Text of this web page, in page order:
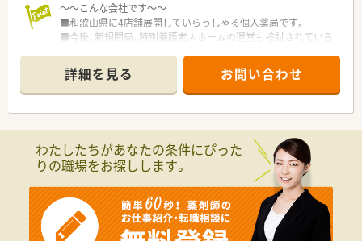
～～こんな会社です～～
■和歌山県に4店舗展開していらっしゃる個人薬局です。
■今後、新規開局、特別養護老人ホームの運営も検討されていら
■社長様も薬剤師として勤務していらっしゃいます。
詳細を見る お問い合わせ
わたしたちがあなたの条件にぴった
りの職場をお探しします。